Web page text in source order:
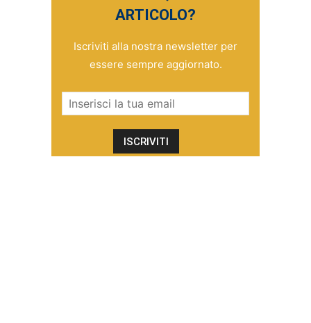
ARTICOLO?
Iscriviti alla nostra newsletter per
essere sempre aggiornato.